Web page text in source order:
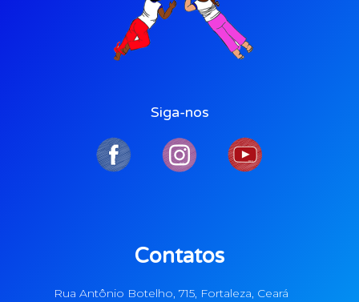
Siga-nos
Contatos
Rua Antônio Botelho, 715, Fortaleza, Ceará